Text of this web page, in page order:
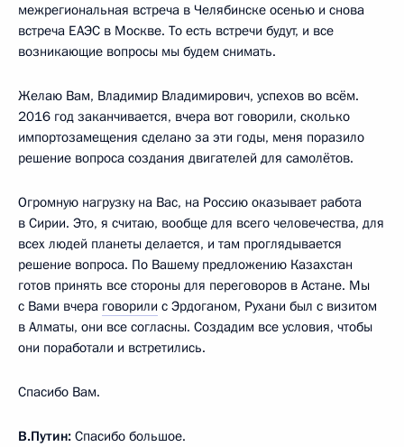
межрегиональная встреча в Челябинске осенью и снова
встреча ЕАЭС в Москве. То есть встречи будут, и все
возникающие вопросы мы будем снимать.
Желаю Вам, Владимир Владимирович, успехов во всём.
2016 год заканчивается, вчера вот говорили, сколько
импортозамещения сделано за эти годы, меня поразило
решение вопроса создания двигателей для самолётов.
Огромную нагрузку на Вас, на Россию оказывает работа
в Сирии. Это, я считаю, вообще для всего человечества, для
всех людей планеты делается, и там проглядывается
решение вопроса. По Вашему предложению Казахстан
готов принять все стороны для переговоров в Астане. Мы
с Вами вчера говорили с Эрдоганом, Рухани был с визитом
в Алматы, они все согласны. Создадим все условия, чтобы
они поработали и встретились.
Спасибо Вам.
В.Путин: Спасибо большое.